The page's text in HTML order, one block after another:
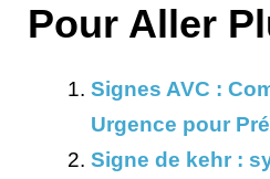
Pour Aller
Signes AVC :
Urgence pour
Signe de kehr :